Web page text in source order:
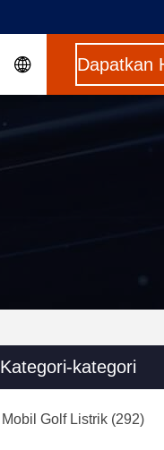
Kategori-kategori
Mobil Golf Listrik (292)